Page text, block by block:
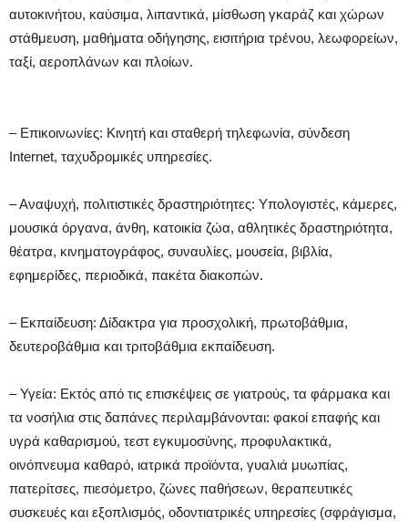
αυτοκινήτου, καύσιμα, λιπαντικά, μίσθωση γκαράζ και χώρων
στάθμευση, μαθήματα οδήγησης, εισιτήρια τρένου, λεωφορείων,
ταξί, αεροπλάνων και πλοίων.
– Επικοινωνίες: Κινητή και σταθερή τηλεφωνία, σύνδεση
Internet, ταχυδρομικές υπηρεσίες.
– Αναψυχή, πολιτιστικές δραστηριότητες: Υπολογιστές, κάμερες,
μουσικά όργανα, άνθη, κατοικία ζώα, αθλητικές δραστηριότητα,
θέατρα, κινηματογράφος, συναυλίες, μουσεία, βιβλία,
εφημερίδες, περιοδικά, πακέτα διακοπών.
– Εκπαίδευση: Δίδακτρα για προσχολική, πρωτοβάθμια,
δευτεροβάθμια και τριτοβάθμια εκπαίδευση.
– Υγεία: Εκτός από τις επισκέψεις σε γιατρούς, τα φάρμακα και
τα νοσήλια στις δαπάνες περιλαμβάνονται: φακοί επαφής και
υγρά καθαρισμού, τεστ εγκυμοσύνης, προφυλακτικά,
οινόπνευμα καθαρό, ιατρικά προϊόντα, γυαλιά μυωπίας,
πατερίτσες, πιεσόμετρο, ζώνες παθήσεων, θεραπευτικές
συσκευές και εξοπλισμός, οδοντιατρικές υπηρεσίες (σφράγισμα,